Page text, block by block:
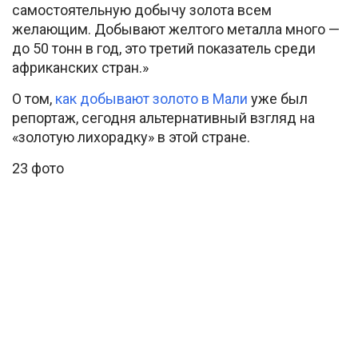
самостоятельную добычу золота всем
желающим. Добывают желтого металла много —
до 50 тонн в год, это третий показатель среди
африканских стран.»
О том, как добывают золото в Мали уже был
репортаж, сегодня альтернативный взгляд на
«золотую лихорадку» в этой стране.
23 фото